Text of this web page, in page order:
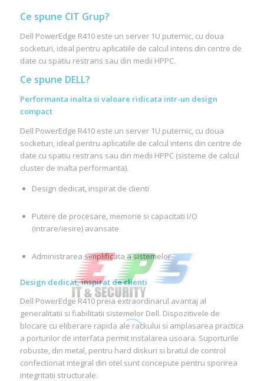
Ce spune CIT Grup?
Dell PowerEdge R410 este un server 1U puternic, cu doua
socketuri, ideal pentru aplicatiile de calcul intens din centre de
date cu spatiu restrans sau din medii HPPC.
Ce spune DELL?
Performanta inalta si valoare ridicata intr-un design
compact
Dell PowerEdge R410 este un server 1U puternic, cu doua
socketuri, ideal pentru aplicatiile de calcul intens din centre de
date cu spatiu restrans sau din medii HPPC (sisteme de calcul
cluster de inalta performanta).
Design dedicat, inspirat de clienti
Putere de procesare, memorie si capacitati I/O
(intrare/iesire) avansate
Administrarea simplificata a sistemelor
Design dedicat, inspirat de clienti
Dell PowerEdge R410 preia extraordinarul avantaj al
generalitatii si fiabilitatii sistemelor Dell. Dispozitivele de
blocare cu eliberare rapida ale rackului si amplasarea practica
a porturilor de interfata permit instalarea usoara. Suporturile
robuste, din metal, pentru hard diskuri si bratul de control
confectionat integral din otel sunt concepute pentru sporirea
integritatii structurale.